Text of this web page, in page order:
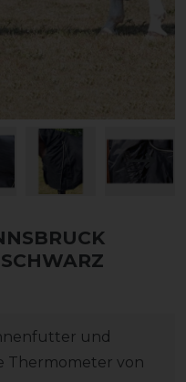
und
Thermometer von